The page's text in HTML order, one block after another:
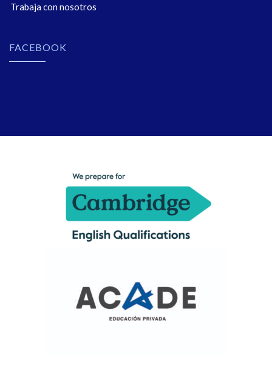
Trabaja con nosotros
FACEBOOK